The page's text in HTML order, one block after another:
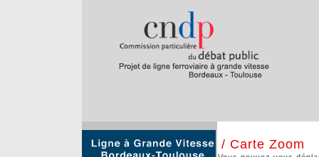
/ Carte Zoom